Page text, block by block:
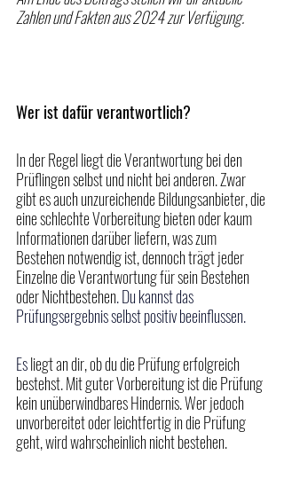
Zahlen und Fakten aus 2024 zur Verfügung.
Wer ist dafür verantwortlich?
In der Regel liegt die Verantwortung bei den
Prüflingen selbst und nicht bei anderen. Zwar
gibt es auch unzureichende Bildungsanbieter, die
eine schlechte Vorbereitung bieten oder kaum
Informationen darüber liefern, was zum
Bestehen notwendig ist, dennoch trägt jeder
Einzelne die Verantwortung für sein Bestehen
oder Nichtbestehen. Du kannst das
Prüfungsergebnis selbst positiv beeinflussen.
Es liegt an dir, ob du die Prüfung erfolgreich
bestehst. Mit guter Vorbereitung ist die Prüfung
kein unüberwindbares Hindernis. Wer jedoch
unvorbereitet oder leichtfertig in die Prüfung
geht, wird wahrscheinlich nicht bestehen.